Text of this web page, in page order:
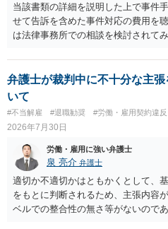
当該書類の詳細を説明した上で事件
せて告訴を含めた事件対応の費用を
は法律事務所での相談を検討されて
弁護士が裁判中に不十分な主
いて
#不当解雇 #退職勧奨 #労働・雇用契約違反
2026年7月30日
労働・雇用に強い弁護士
泉 亮介 弁護士
適切か不適切かはともかくとして、
をもとに判断されるため、主張内容
ベルでの整合性の無さ等がないので